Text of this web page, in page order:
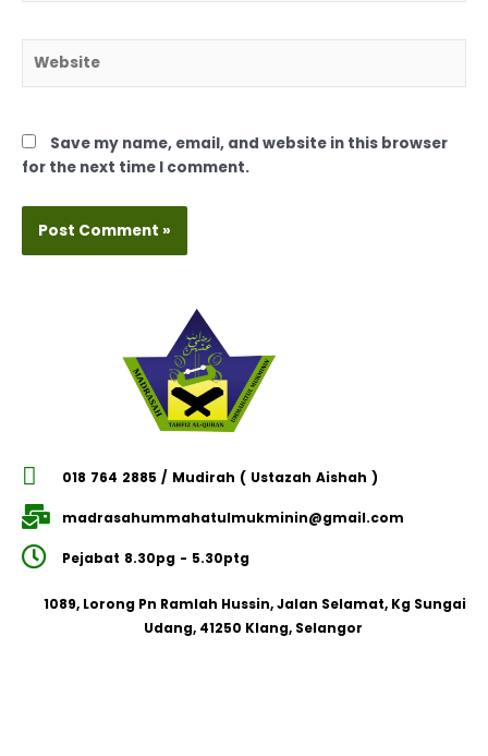
Save my name, email, and website in this browser
for the next time I comment.
018 764 2885 / Mudirah ( Ustazah Aishah )
madrasahummahatulmukminin@gmail.com
Pejabat 8.30pg - 5.30ptg
1089, Lorong Pn Ramlah Hussin, Jalan Selamat, Kg Sungai
Udang, 41250 Klang, Selangor